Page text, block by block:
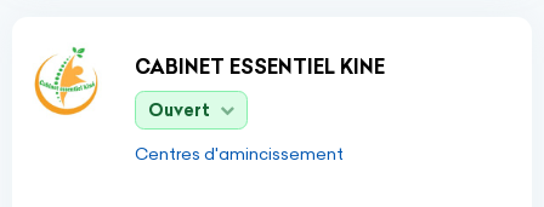
CABINET ESSENTIEL KINE
Ouvert
Centres d'amincissement